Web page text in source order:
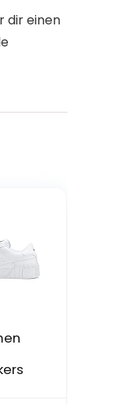
dir einen